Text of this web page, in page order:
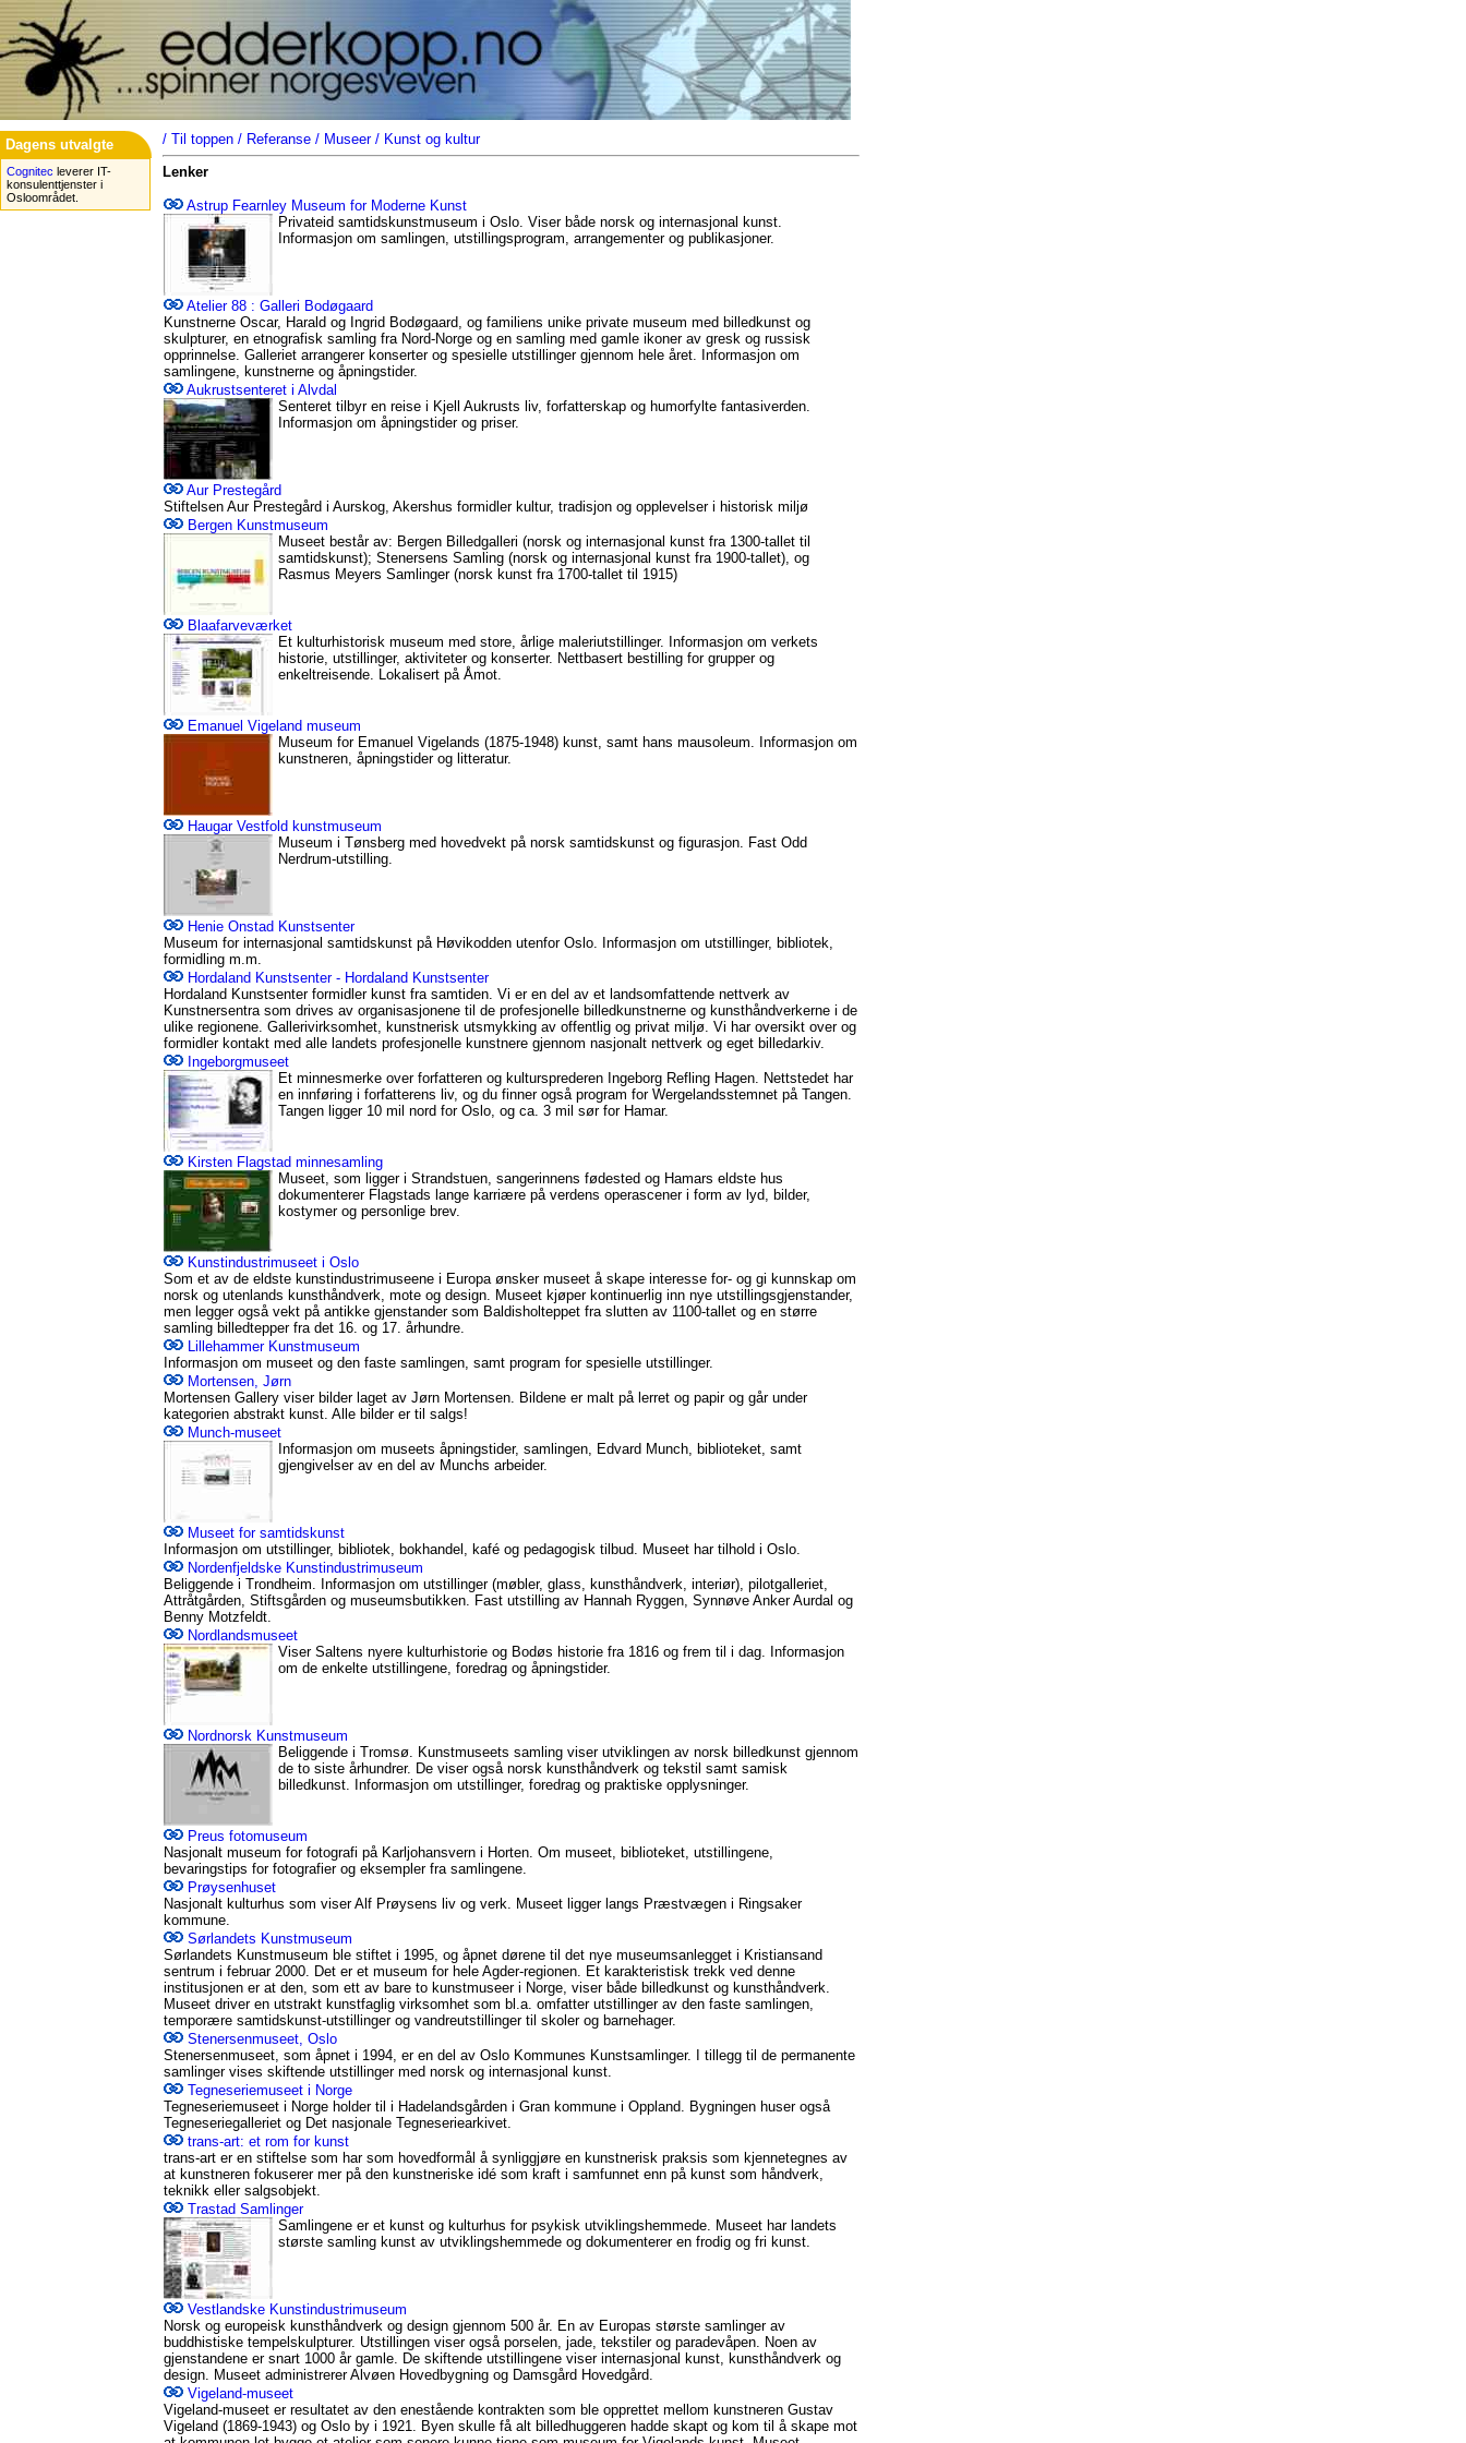
Dagens utvalgte
Cognitec leverer IT-
konsulenttjenster i
Osloområdet.
/ Til toppen / Referanse / Museer/ Kunst og kultur
Lenker
Astrup Fearnley Museum for Moderne Kunst
Privateid samtidskunstmuseum i Oslo. Viser både norsk og internasjonal kunst.
Informasjon om samlingen, utstillingsprogram, arrangementer og publikasjoner.
Atelier 88 : Galleri Bodøgaard
Kunstnerne Oscar, Harald og Ingrid Bodøgaard, og familiens unike private museum med billedkunst og
skulpturer, en etnografisk samling fra Nord-Norge og en samling med gamle ikoner av gresk og russisk
opprinnelse. Galleriet arrangerer konserter og spesielle utstillinger gjennom hele året. Informasjon om
samlingene, kunstnerne og åpningstider.
Aukrustsenteret i Alvdal
Senteret tilbyr en reise i Kjell Aukrusts liv, forfatterskap og humorfylte fantasiverden.
Informasjon om åpningstider og priser.
Aur Prestegård
Stiftelsen Aur Prestegård i Aurskog, Akershus formidler kultur, tradisjon og opplevelser i historisk miljø
Bergen Kunstmuseum
Museet består av: Bergen Billedgalleri (norsk og internasjonal kunst fra 1300-tallet til
samtidskunst); Stenersens Samling (norsk og internasjonal kunst fra 1900-tallet), og
Rasmus Meyers Samlinger (norsk kunst fra 1700-tallet til 1915)
Blaafarveværket
Et kulturhistorisk museum med store, årlige maleriutstillinger. Informasjon om verkets
historie, utstillinger, aktiviteter og konserter. Nettbasert bestilling for grupper og
enkeltreisende. Lokalisert på Åmot.
Emanuel Vigeland museum
Museum for Emanuel Vigelands (1875-1948) kunst, samt hans mausoleum. Informasjon om
kunstneren, åpningstider og litteratur.
Haugar Vestfold kunstmuseum
Museum i Tønsberg med hovedvekt på norsk samtidskunst og figurasjon. Fast Odd
Nerdrum-utstilling.
Henie Onstad Kunstsenter
Museum for internasjonal samtidskunst på Høvikodden utenfor Oslo. Informasjon om utstillinger, bibliotek,
formidling m.m.
Hordaland Kunstsenter - Hordaland Kunstsenter
Hordaland Kunstsenter formidler kunst fra samtiden. Vi er en del av et landsomfattende nettverk av
Kunstnersentra som drives av organisasjonene til de profesjonelle billedkunstnerne og kunsthåndverkerne i de
ulike regionene. Gallerivirksomhet, kunstnerisk utsmykking av offentlig og privat miljø. Vi har oversikt over og
formidler kontakt med alle landets profesjonelle kunstnere gjennom nasjonalt nettverk og eget billedarkiv.
Ingeborgmuseet
Et minnesmerke over forfatteren og kultursprederen Ingeborg Refling Hagen. Nettstedet har
en innføring i forfatterens liv, og du finner også program for Wergelandsstemnet på Tangen.
Tangen ligger 10 mil nord for Oslo, og ca. 3 mil sør for Hamar.
Kirsten Flagstad minnesamling
Museet, som ligger i Strandstuen, sangerinnens fødested og Hamars eldste hus
dokumenterer Flagstads lange karriære på verdens operascener i form av lyd, bilder,
kostymer og personlige brev.
Kunstindustrimuseet i Oslo
Som et av de eldste kunstindustrimuseene i Europa ønsker museet å skape interesse for- og gi kunnskap om
norsk og utenlands kunsthåndverk, mote og design. Museet kjøper kontinuerlig inn nye utstillingsgjenstander,
men legger også vekt på antikke gjenstander som Baldisholteppet fra slutten av 1100-tallet og en større
samling billedtepper fra det 16. og 17. århundre.
Lillehammer Kunstmuseum
Informasjon om museet og den faste samlingen, samt program for spesielle utstillinger.
Mortensen, Jørn
Mortensen Gallery viser bilder laget av Jørn Mortensen. Bildene er malt på lerret og papir og går under
kategorien abstrakt kunst. Alle bilder er til salgs!
Munch-museet
Informasjon om museets åpningstider, samlingen, Edvard Munch, biblioteket, samt
gjengivelser av en del av Munchs arbeider.
Museet for samtidskunst
Informasjon om utstillinger, bibliotek, bokhandel, kafé og pedagogisk tilbud. Museet har tilhold i Oslo.
Nordenfjeldske Kunstindustrimuseum
Beliggende i Trondheim. Informasjon om utstillinger (møbler, glass, kunsthåndverk, interiør), pilotgalleriet,
Attråtgården, Stiftsgården og museumsbutikken. Fast utstilling av Hannah Ryggen, Synnøve Anker Aurdal og
Benny Motzfeldt.
Nordlandsmuseet
Viser Saltens nyere kulturhistorie og Bodøs historie fra 1816 og frem til i dag. Informasjon
om de enkelte utstillingene, foredrag og åpningstider.
Nordnorsk Kunstmuseum
Beliggende i Tromsø. Kunstmuseets samling viser utviklingen av norsk billedkunst gjennom
de to siste århundrer. De viser også norsk kunsthåndverk og tekstil samt samisk
billedkunst. Informasjon om utstillinger, foredrag og praktiske opplysninger.
Preus fotomuseum
Nasjonalt museum for fotografi på Karljohansvern i Horten. Om museet, biblioteket, utstillingene,
bevaringstips for fotografier og eksempler fra samlingene.
Prøysenhuset
Nasjonalt kulturhus som viser Alf Prøysens liv og verk. Museet ligger langs Præstvægen i Ringsaker
kommune.
Sørlandets Kunstmuseum
Sørlandets Kunstmuseum ble stiftet i 1995, og åpnet dørene til det nye museumsanlegget i Kristiansand
sentrum i februar 2000. Det er et museum for hele Agder-regionen. Et karakteristisk trekk ved denne
institusjonen er at den, som ett av bare to kunstmuseer i Norge, viser både billedkunst og kunsthåndverk.
Museet driver en utstrakt kunstfaglig virksomhet som bl.a. omfatter utstillinger av den faste samlingen,
temporære samtidskunst-utstillinger og vandreutstillinger til skoler og barnehager.
Stenersenmuseet, Oslo
Stenersenmuseet, som åpnet i 1994, er en del av Oslo Kommunes Kunstsamlinger. I tillegg til de permanente
samlinger vises skiftende utstillinger med norsk og internasjonal kunst.
Tegneseriemuseet i Norge
Tegneseriemuseet i Norge holder til i Hadelandsgården i Gran kommune i Oppland. Bygningen huser også
Tegneseriegalleriet og Det nasjonale Tegneseriearkivet.
trans-art: et rom for kunst
trans-art er en stiftelse som har som hovedformål å synliggjøre en kunstnerisk praksis som kjennetegnes av
at kunstneren fokuserer mer på den kunstneriske idé som kraft i samfunnet enn på kunst som håndverk,
teknikk eller salgsobjekt.
Trastad Samlinger
Samlingene er et kunst og kulturhus for psykisk utviklingshemmede. Museet har landets
største samling kunst av utviklingshemmede og dokumenterer en frodig og fri kunst.
Vestlandske Kunstindustrimuseum
Norsk og europeisk kunsthåndverk og design gjennom 500 år. En av Europas største samlinger av
buddhistiske tempelskulpturer. Utstillingen viser også porselen, jade, tekstiler og paradevåpen. Noen av
gjenstandene er snart 1000 år gamle. De skiftende utstillingene viser internasjonal kunst, kunsthåndverk og
design. Museet administrerer Alvøen Hovedbygning og Damsgård Hovedgård.
Vigeland-museet
Vigeland-museet er resultatet av den enestående kontrakten som ble opprettet mellom kunstneren Gustav
Vigeland (1869-1943) og Oslo by i 1921. Byen skulle få alt billedhuggeren hadde skapt og kom til å skape mot